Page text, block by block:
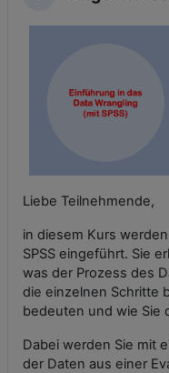
Liebe Teilnehmende,
in diesem Kurs
SPSS eingeführt. Sie
was der Prozess des
die einzelnen Schritte
bedeuten und wie Sie
Dabei werden Sie mit
der Daten aus einer